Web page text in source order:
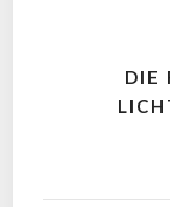
DIE